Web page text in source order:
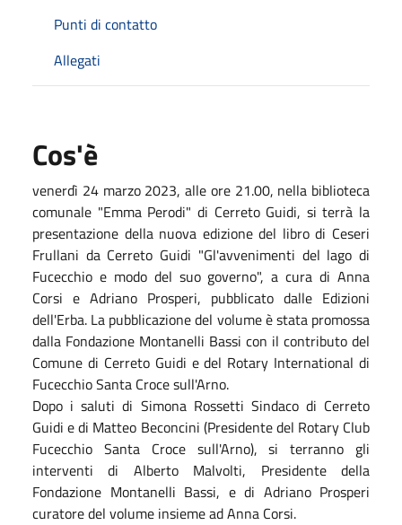
Punti di contatto
Allegati
Cos'è
venerdì 24 marzo 2023, alle ore 21.00, nella biblioteca
comunale "Emma Perodi" di Cerreto Guidi, si terrà la
presentazione della nuova edizione del libro di Ceseri
Frullani da Cerreto Guidi "Gl'avvenimenti del lago di
Fucecchio e modo del suo governo", a cura di Anna
Corsi e Adriano Prosperi, pubblicato dalle Edizioni
dell'Erba. La pubblicazione del volume è stata promossa
dalla Fondazione Montanelli Bassi con il contributo del
Comune di Cerreto Guidi e del Rotary International di
Fucecchio Santa Croce sull'Arno.
Dopo i saluti di Simona Rossetti Sindaco di Cerreto
Guidi e di Matteo Beconcini (Presidente del Rotary Club
Fucecchio Santa Croce sull'Arno), si terranno gli
interventi di Alberto Malvolti, Presidente della
Fondazione Montanelli Bassi, e di Adriano Prosperi
curatore del volume insieme ad Anna Corsi.